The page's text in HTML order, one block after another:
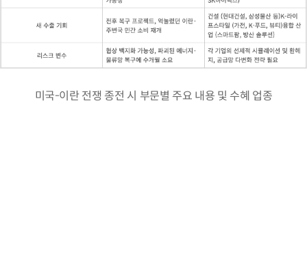
미국-이란 전쟁 종전 시 부문별 주요 내용 및 수혜 업종